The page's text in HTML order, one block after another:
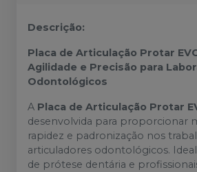
Descrição:
Placa de Articulação Protar
Agilidade e Precisão para
Odontológicos
A Placa de Articulação Protar
desenvolvida para proporcionar
rapidez e padronização nos
articuladores odontológicos.
de prótese dentária e